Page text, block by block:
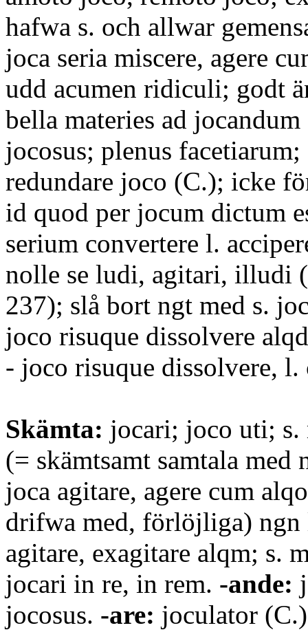
hafwa s. och allwar
joca seria miscere, agere
udd acumen ridiculi; godt
bella materies ad
jocosus; plenus
redundare joco (C.); icke
id quod per jocum dictum
serium convertere l.
nolle se ludi, agitari, illudi
237); slå bort ngt med s.
joco risuque dissolvere
- joco risuque dissolvere, l.
Skämta: jocari; joco uti; s.
(= skämtsamt samtala med
joca agitare, agere cum
drifwa med, förlöjliga) ngn
agitare, exagitare alqm; s.
jocari in re, in rem. -ande:
jocosus. -are: joculator